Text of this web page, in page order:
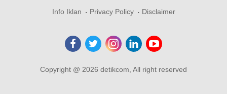
Info Iklan
Privacy Policy Disclaimer
Copyright @ 2026 detikcom, All right reserved